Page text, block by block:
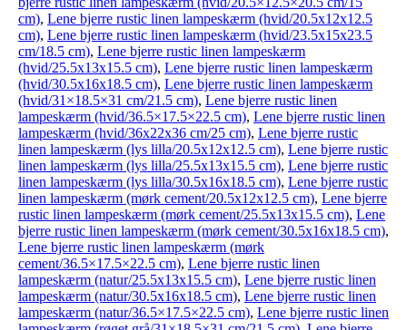
cm), Lene bjerre rustic linen lampeskærm (hvid/20.5x12x12.5
cm), Lene bjerre rustic linen lampeskærm (hvid/23.5x15x23.5
cm/18.5 cm), Lene bjerre rustic linen lampeskærm
(hvid/25.5x13x15.5 cm), Lene bjerre rustic linen lampeskærm
(hvid/30.5x16x18.5 cm), Lene bjerre rustic linen lampeskærm
(hvid/31×18.5×31 cm/21.5 cm), Lene bjerre rustic linen
lampeskærm (hvid/36.5×17.5×22.5 cm), Lene bjerre rustic linen
lampeskærm (hvid/36x22x36 cm/25 cm), Lene bjerre rustic
linen lampeskærm (lys lilla/20.5x12x12.5 cm), Lene bjerre rustic
linen lampeskærm (lys lilla/25.5x13x15.5 cm), Lene bjerre rustic
linen lampeskærm (lys lilla/30.5x16x18.5 cm), Lene bjerre rustic
linen lampeskærm (mørk cement/20.5x12x12.5 cm), Lene bjerre
rustic linen lampeskærm (mørk cement/25.5x13x15.5 cm), Lene
bjerre rustic linen lampeskærm (mørk cement/30.5x16x18.5 cm),
Lene bjerre rustic linen lampeskærm (mørk
cement/36.5×17.5×22.5 cm), Lene bjerre rustic linen
lampeskærm (natur/25.5x13x15.5 cm), Lene bjerre rustic linen
lampeskærm (natur/30.5x16x18.5 cm), Lene bjerre rustic linen
lampeskærm (natur/36.5×17.5×22.5 cm), Lene bjerre rustic linen